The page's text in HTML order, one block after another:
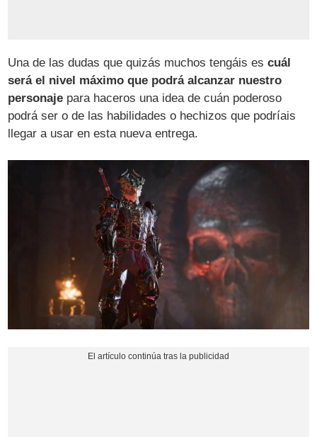
Una de las dudas que quizás muchos tengáis escuál
será el nivel máximo que podrá alcanzar nuestro
personaje para haceros una idea de cuán poderoso
podrá ser o de las habilidades o hechizos que podríais
llegar a usar en esta nueva entrega.